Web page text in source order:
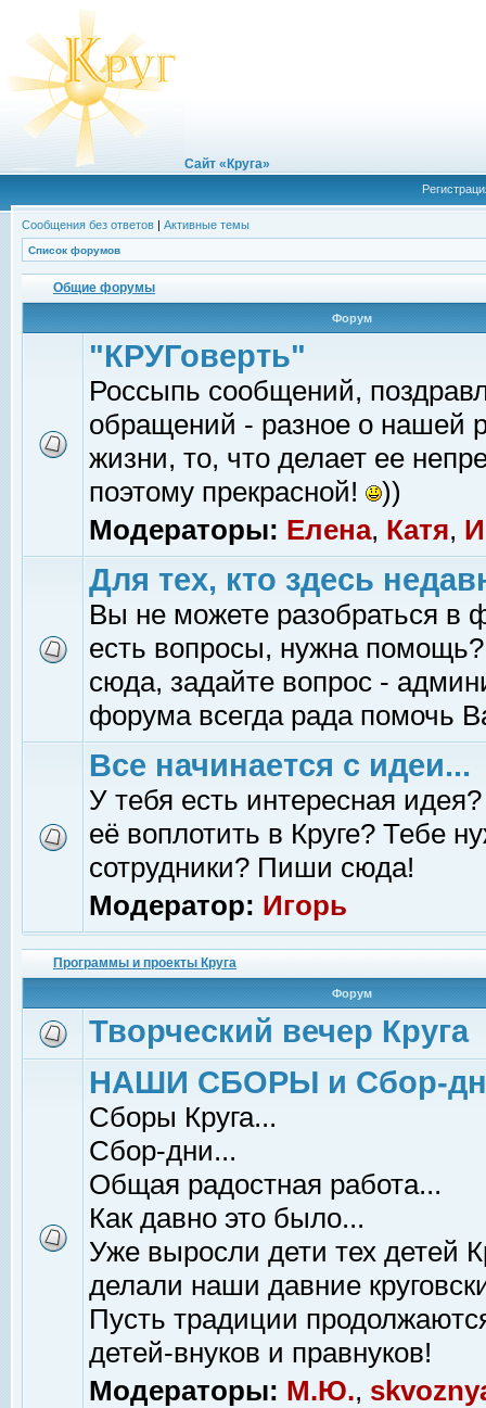
Сайт «Круга»
Сообщения без ответов | Активные темы
Список форумов
Общие форумы
Форум
"КРУГоверть"
Россыпь сообщений,
обращений - разное о нашей
жизни, то, что делает ее
поэтому прекрасной!
))
Модераторы: Елена, Катя,
Для тех, кто здесь
Вы не можете разобраться в
есть вопросы, нужна помощь?
сюда, задайте вопрос -
форума всегда рада помочь
Все начинается с идеи...
У тебя есть интересная
её воплотить в Круге? Тебе
сотрудники? Пиши сюда!
Модератор: Игорь
Программы и проекты Круга
Форум
Творческий вечер Круга
НАШИ СБОРЫ и Сбор-
Сборы Круга...
Сбор-дни...
Общая радостная работа...
Как давно это было...
Уже выросли дети тех детей
делали наши давние
Пусть традиции
детей-внуков и правнуков!
Модераторы: М.Ю.,